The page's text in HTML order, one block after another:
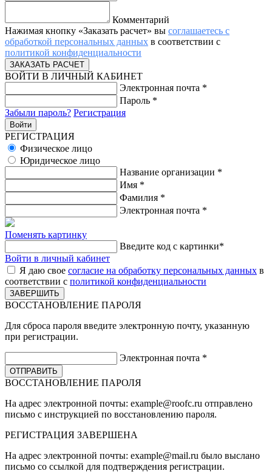
Комментарий
Нажимая кнопку «Заказать расчет» вы соглашаетесь с
обработкой персональных данных в соответствии с
политикой конфиденциальности
ВОЙТИ В ЛИЧНЫЙ КАБИНЕТ
Электронная почта *
Пароль *
Забыли пароль? Регистрация
РЕГИСТРАЦИЯ
Физическое лицо
Юридическое лицо
Название организации *
Имя *
Фамилия *
Электронная почта *
Поменять картинку
Введите код с картинки*
Войти в личный кабинет
Я даю свое согласие на обработку персональных данных в
соответствии с политикой конфиденциальности
ВОССТАНОВЛЕНИЕ ПАРОЛЯ
Для сброса пароля введите электронную почту, указанную
при регистрации.
Электронная почта *
ВОССТАНОВЛЕНИЕ ПАРОЛЯ
На адрес электронной почты: example@roofc.ru отправлено
письмо с инструкцией по восстановлению пароля.
РЕГИСТРАЦИЯ ЗАВЕРШЕНА
На адрес электронной почты: example@mail.ru было выслано
письмо со ссылкой для подтверждения регистрации.